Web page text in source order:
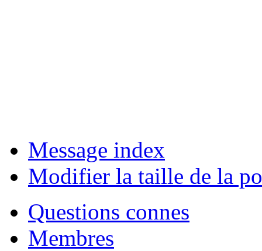
Message index
Modifier la taille de la
Questions connes
Membres